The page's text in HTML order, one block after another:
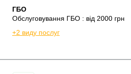
ГБО
Обслуговування ГБО : від 2000 грн
+2 виду послуг